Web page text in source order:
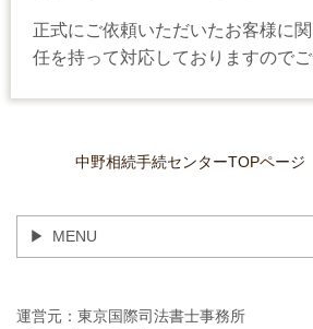
正式にご依頼いただいたお客様に
任を持って対応しておりますのでご
中野相続手続センターTOPページ
MENU
運営元：東京国際司法書士事務所